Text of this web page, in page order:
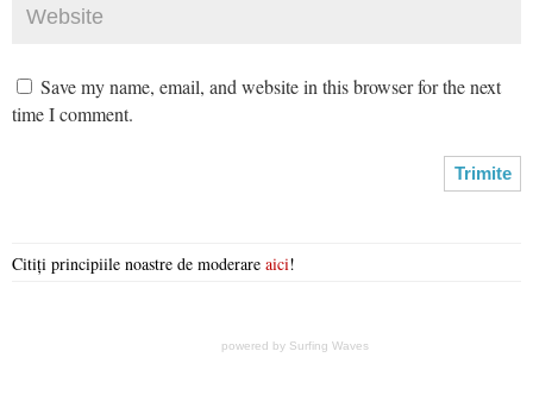
Save my name, email, and website in this browser for the next
time I comment.
Citiți principiile noastre de moderare aici!
powered by Surfing Waves